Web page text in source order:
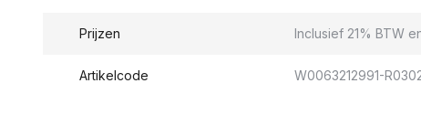
Prijzen Inclusief 21% BTW
Artikelcode W0063212991-